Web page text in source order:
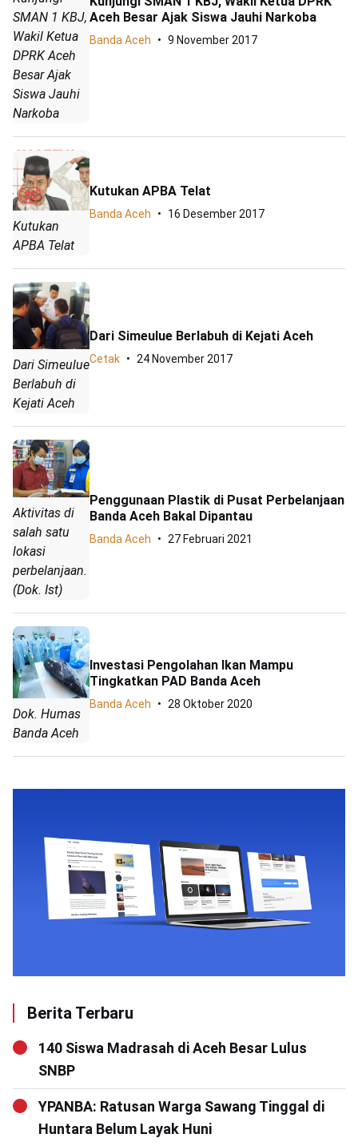
SMAN 1 KBJ,
Wakil Ketua
DPRK Aceh
Besar Ajak
Siswa Jauhi
Narkoba
Aceh Besar Ajak Siswa Jauhi Narkoba
Banda Aceh 9 November 2017
Kutukan
APBA Telat
Kutukan APBA Telat
Banda Aceh 16 Desember 2017
Dari Simeulue
Berlabuh di
Kejati Aceh
Dari Simeulue Berlabuh di Kejati Aceh
Cetak 24 November 2017
Aktivitas di
salah satu
lokasi
perbelanjaan.
(Dok. Ist)
Penggunaan Plastik di Pusat Perbelanjaan
Banda Aceh Bakal Dipantau
Banda Aceh 27 Februari 2021
Dok. Humas
Banda Aceh
Investasi Pengolahan Ikan Mampu
Tingkatkan PAD Banda Aceh
Banda Aceh 28 Oktober 2020
Berita Terbaru
140 Siswa Madrasah di Aceh Besar Lulus
SNBP
YPANBA: Ratusan Warga Sawang Tinggal di
Huntara Belum Layak Huni